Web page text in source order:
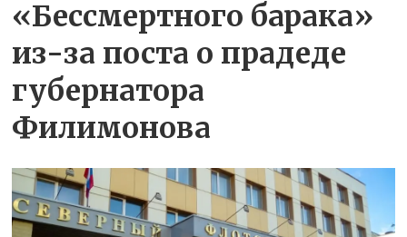
«Бессмертного барака»
из-за поста о прадеде
губернатора
Филимонова